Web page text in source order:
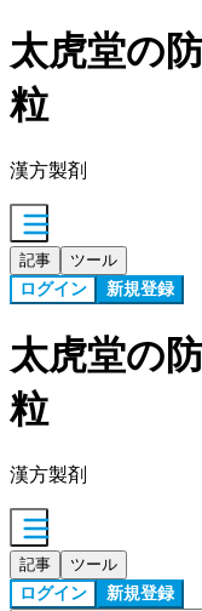
太虎堂の
粒
漢方製剤
記事 ツール
ログイン 新規登録
太虎堂の
粒
漢方製剤
記事 ツール
ログイン 新規登録